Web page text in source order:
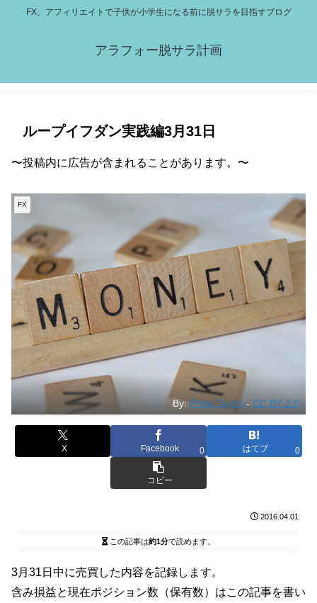
FX、アフィリエイトで子供が小学生になる前に脱サラを目指すブログ
アラフォー脱サラ計画
ループイフダン実践編3月31日
〜投稿内に広告が含まれることがあります。〜
FX
By: Philip Taylor -CC BY 2.0
X Facebook 0 はてブ 0
コピー
2016.04.01
この記事は約1分で読めます。
3月31日中に売買した内容を記録します。
含み損益と現在ポジション数（保有数）はこの記事を書い